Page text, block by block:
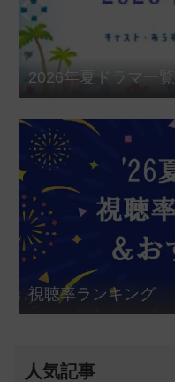
2026年夏ドラマ一覧
視聴率ランキング
人気記事